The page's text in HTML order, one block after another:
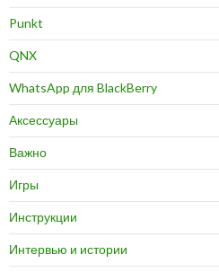
Punkt
QNX
WhatsApp для BlackBerry
Аксессуары
Важно
Игры
Инструкции
Интервью и истории